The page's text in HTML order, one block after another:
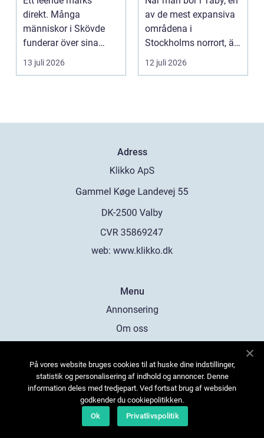
direkt. Många
människor i Skövde
funderar över sina
tänder, men skjuter
upp att gör...
13 juli 2026
av de mest expansiva
områdena i
Stockholms norrort, är
b...
12 juli 2026
Adress
web: www.klikko.dk
Menu
Annonsering
Om oss
Kontakta oss
Sitemap
På vores website bruges cookies til at huske dine indstillinger,
statistik og personalisering af indhold og annoncer. Denne
information deles med tredjepart. Ved fortsat brug af websiden
godkender du cookiepolitikken.
Ok
Privatlivspolitik